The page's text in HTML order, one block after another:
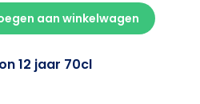
aan winkelwagen
12 jaar 70cl